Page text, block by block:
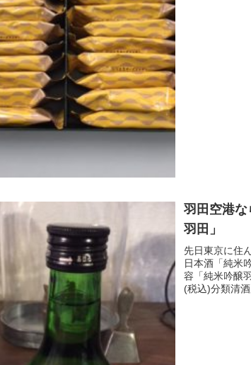
羽田空港な
羽田」
先日東京に住
日本酒「純米
容「純米吟醸
(税込)分類清